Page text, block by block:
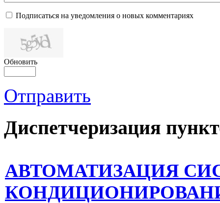
Подписаться на уведомления о новых комментариях
Обновить
Отправить
Диспетчеризация
АВТОМАТИЗАЦИЯ